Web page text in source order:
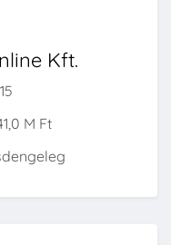
Kft.
M Ft